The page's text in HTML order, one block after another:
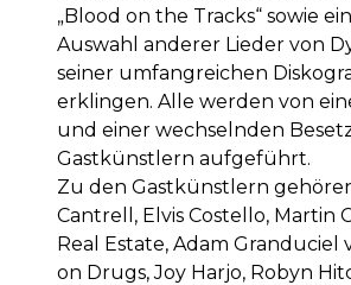
„Blood on the Tracks“ sowie
Auswahl anderer Lieder von
seiner umfangreichen
erklingen. Alle werden von
und einer wechselnden
Gastkünstlern aufgeführt.
Zu den Gastkünstlern
Cantrell, Elvis Costello, Martin
Real Estate, Adam Granduciel
on Drugs, Joy Harjo, Robyn